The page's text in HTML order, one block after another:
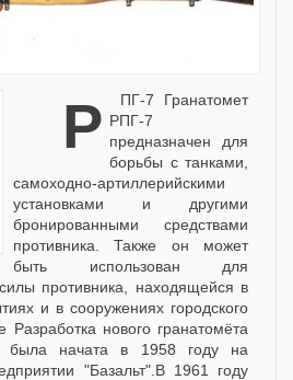
РПГ-7 Гранатомет РПГ-7
предназначен для
борьбы с танками,
самоходно-артиллерийскими
установками и другими
бронированными средствами
противника. Также он может
быть использован для
противника, находящейся в
и в сооружениях городского
Разработка нового гранатомёта
начата в 1958 году на
"Базальт".В 1961 году